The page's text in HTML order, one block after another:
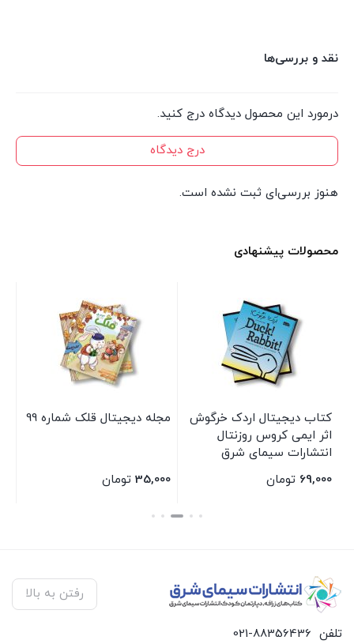
نقد و بررسی‌ها
درمورد این محصول دیدگاه درج کنید.
درج دیدگاه
هنوز بررسی‌ای ثبت نشده است.
محصولات پیشنهادی
کتاب دیجیتال اردک خرگوش
اثر ایمی کروس روزنتال
انتشارات سیمای شرق
69,000 تومان
مجله دیجیتال قلک شماره 99
35,000 تومان
بستن
رفتن به بالا
تلفن 021-88356436